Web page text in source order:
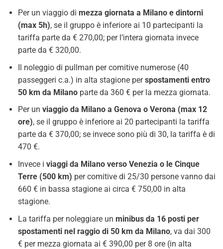
Per un viaggio di mezza giornata a Milano e dintorni
(max 5h), se il gruppo è inferiore ai 10 partecipanti la
tariffa parte da € 270,00; per l’intera giornata invece
parte da € 320,00.
Il noleggio di pullman per comitive numerose (40
passeggeri c.a.) in alta stagione perspostamenti entro
50 km da Milanoparte da 360 € per la mezza giornata.
Per un viaggio da Milano a Genova o Verona (max 12
ore), se il gruppo è inferiore ai 20 partecipanti la tariffa
parte da € 370,00; se invece sono più di 30, la tariffa è di
470 €.
Invece i viaggi da Milano verso Venezia o le Cinque
Terre (500 km) per comitive di 25/30 persone vanno dai
660 € in bassa stagione ai circa € 750,00 in alta
stagione.
La tariffa per noleggiare un minibus da 16 posti per
spostamenti nel raggio di 50 km da Milano, va dai 300
€ per mezza giornata ai € 390,00 per 8 ore (in alta